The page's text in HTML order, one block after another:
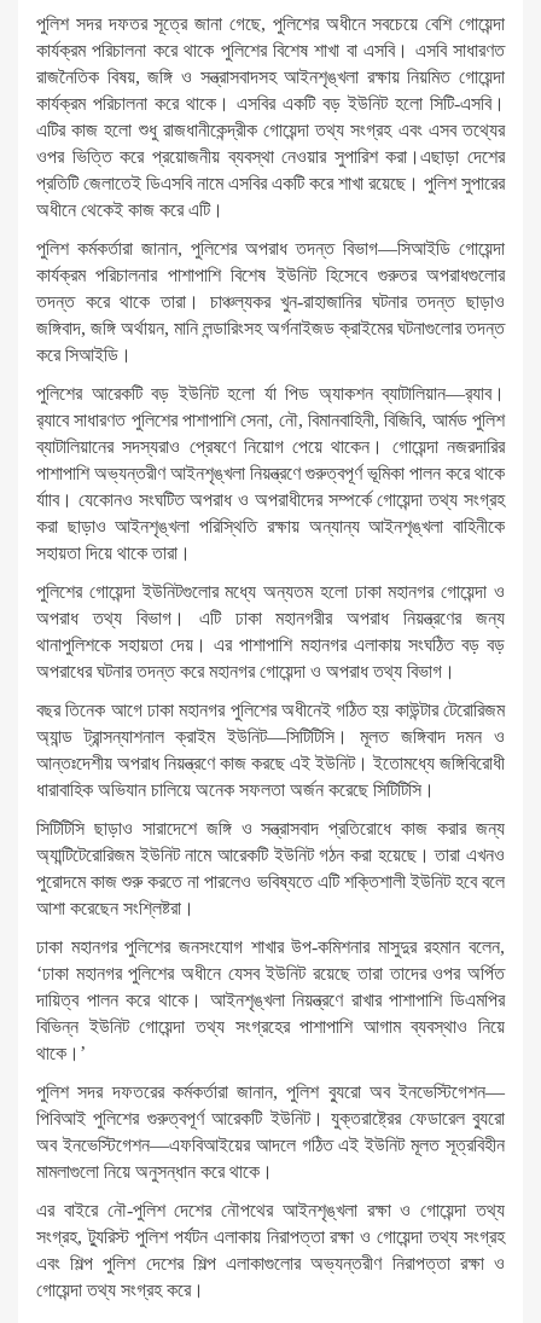
পুলিশ সদর দফতর সূত্রে জানা গেছে, পুলিশের অধীনে সবচেয়ে বেশি গোয়েন্দা
কার্যক্রম পরিচালনা করে থাকে পুলিশের বিশেষ শাখা বা এসবি। এসবি সাধারণত
রাজনৈতিক বিষয়, জঙ্গি ও সন্ত্রাসবাদসহ আইনশৃঙ্খলা রক্ষায় নিয়মিত গোয়েন্দা
কার্যক্রম পরিচালনা করে থাকে। এসবির একটি বড় ইউনিট হলো সিটি-এসবি।
এটির কাজ হলো শুধু রাজধানীকেন্দ্রীক গোয়েন্দা তথ্য সংগ্রহ এবং এসব তথ্যের
ওপর ভিত্তি করে প্রয়োজনীয় ব্যবস্থা নেওয়ার সুপারিশ করা।এছাড়া দেশের
প্রতিটি জেলাতেই ডিএসবি নামে এসবির একটি করে শাখা রয়েছে। পুলিশ সুপারের
অধীনে থেকেই কাজ করে এটি।
পুলিশ কর্মকর্তারা জানান, পুলিশের অপরাধ তদন্ত বিভাগ—সিআইডি গোয়েন্দা
কার্যক্রম পরিচালনার পাশাপাশি বিশেষ ইউনিট হিসেবে গুরুতর অপরাধগুলোর
তদন্ত করে থাকে তারা। চাঞ্চল্যকর খুন-রাহাজানির ঘটনার তদন্ত ছাড়াও
জঙ্গিবাদ, জঙ্গি অর্থায়ন, মানি লন্ডারিংসহ অর্গনাইজড ক্রাইমের ঘটনাগুলোর তদন্ত
করে সিআইডি।
পুলিশের আরেকটি বড় ইউনিট হলো র্যা পিড অ্যাকশন ব্যাটালিয়ান—র‌্যাব।
র‌্যাবে সাধারণত পুলিশের পাশাপাশি সেনা, নৌ, বিমানবাহিনী, বিজিবি, আর্মড পুলিশ
ব্যাটালিয়ানের সদস্যরাও প্রেষণে নিয়োগ পেয়ে থাকেন। গোয়েন্দা নজরদারির
পাশাপাশি অভ্যন্তরীণ আইনশৃঙ্খলা নিয়ন্ত্রণে গুরুত্বপূর্ণ ভূমিকা পালন করে থাকে
র্যাাব। যেকোনও সংঘটিত অপরাধ ও অপরাধীদের সম্পর্কে গোয়েন্দা তথ্য সংগ্রহ
করা ছাড়াও আইনশৃঙ্খলা পরিস্থিতি রক্ষায় অন্যান্য আইনশৃঙ্খলা বাহিনীকে
সহায়তা দিয়ে থাকে তারা।
পুলিশের গোয়েন্দা ইউনিটগুলোর মধ্যে অন্যতম হলো ঢাকা মহানগর গোয়েন্দা ও
অপরাধ তথ্য বিভাগ। এটি ঢাকা মহানগরীর অপরাধ নিয়ন্ত্রণের জন্য
থানাপুলিশকে সহায়তা দেয়। এর পাশাপাশি মহানগর এলাকায় সংঘঠিত বড় বড়
অপরাধের ঘটনার তদন্ত করে মহানগর গোয়েন্দা ও অপরাধ তথ্য বিভাগ।
বছর তিনেক আগে ঢাকা মহানগর পুলিশের অধীনেই গঠিত হয় কাউন্টার টেরোরিজম
অ্যান্ড ট্রান্সন্যাশনাল ক্রাইম ইউনিট—সিটিটিসি। মূলত জঙ্গিবাদ দমন ও
আন্তঃদেশীয় অপরাধ নিয়ন্ত্রণে কাজ করছে এই ইউনিট। ইতোমধ্যে জঙ্গিবিরোধী
ধারাবাহিক অভিযান চালিয়ে অনেক সফলতা অর্জন করেছে সিটিটিসি।
সিটিটিসি ছাড়াও সারাদেশে জঙ্গি ও সন্ত্রাসবাদ প্রতিরোধে কাজ করার জন্য
অ্যান্টিটেরোরিজম ইউনিট নামে আরেকটি ইউনিট গঠন করা হয়েছে। তারা এখনও
পুরোদমে কাজ শুরু করতে না পারলেও ভবিষ্যতে এটি শক্তিশালী ইউনিট হবে বলে
আশা করেছেন সংশ্লিষ্টরা।
ঢাকা মহানগর পুলিশের জনসংযোগ শাখার উপ-কমিশনার মাসুদুর রহমান বলেন,
‘ঢাকা মহানগর পুলিশের অধীনে যেসব ইউনিট রয়েছে তারা তাদের ওপর অর্পিত
দায়িত্ব পালন করে থাকে। আইনশৃঙ্খলা নিয়ন্ত্রণে রাখার পাশাপাশি ডিএমপির
বিভিন্ন ইউনিট গোয়েন্দা তথ্য সংগ্রহের পাশাপাশি আগাম ব্যবস্থাও নিয়ে
থাকে।’
পুলিশ সদর দফতরের কর্মকর্তারা জানান, পুলিশ ব্যুরো অব ইনভেস্টিগেশন—
পিবিআই পুলিশের গুরুত্বপূর্ণ আরেকটি ইউনিট। যুক্তরাষ্ট্রের ফেডারেল ব্যুরো
অব ইনভেস্টিগেশন—এফবিআইয়ের আদলে গঠিত এই ইউনিট মূলত সূত্রবিহীন
মামলাগুলো নিয়ে অনুসন্ধান করে থাকে।
এর বাইরে নৌ-পুলিশ দেশের নৌপথের আইনশৃঙ্খলা রক্ষা ও গোয়েন্দা তথ্য
সংগ্রহ, ট্যুরিস্ট পুলিশ পর্যটন এলাকায় নিরাপত্তা রক্ষা ও গোয়েন্দা তথ্য সংগ্রহ
এবং শিল্প পুলিশ দেশের শিল্প এলাকাগুলোর অভ্যন্তরীণ নিরাপত্তা রক্ষা ও
গোয়েন্দা তথ্য সংগ্রহ করে।